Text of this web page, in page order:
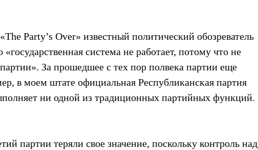
Party’s Over» известный политический обозреватель
«государственная система не работает, потому что не
За прошедшее с тех пор полвека партии еще
в моем штате официальная Республиканская партия
ни одной из традиционных партийных функций.
партии теряли свое значение, поскольку контроль над